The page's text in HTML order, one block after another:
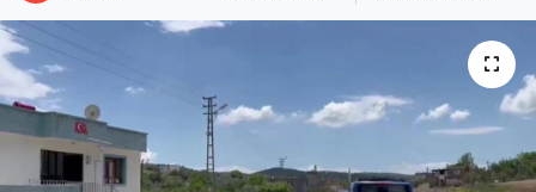
KÜLTÜR SANAT
EĞİTİM
Haber Arşivi